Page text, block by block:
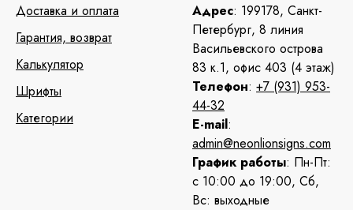
Доставка и оплата
Гарантия, возврат
Калькулятор
Шрифты
Категории
Адрес: 199178, Санкт-
Петербург, 8 линия
Васильевского острова
83 к.1, офис 403 (4 этаж)
Телефон: +7 (931) 953-
44-32
E-mail:
admin@neonlionsigns.com
График работы: Пн-Пт:
с 10:00 до 19:00, Сб,
Вс: выходные